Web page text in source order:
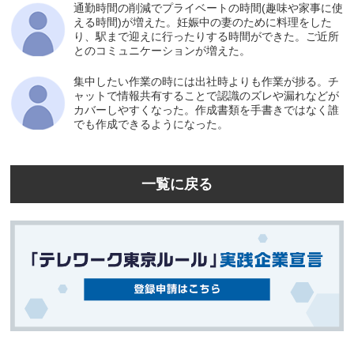
通勤時間の削減でプライベートの時間(趣味や家事に使
える時間)が増えた。妊娠中の妻のために料理をした
り、駅まで迎えに行ったりする時間ができた。ご近所
とのコミュニケーションが増えた。
集中したい作業の時には出社時よりも作業が捗る。チ
ャットで情報共有することで認識のズレや漏れなどが
カバーしやすくなった。作成書類を手書きではなく誰
でも作成できるようになった。
一覧に戻る